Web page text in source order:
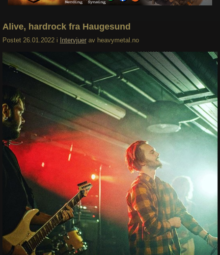
Søk
Alive, hardrock fra Haugesund
Postet 26.01.2022 i Intervjuer av heavymetal.no